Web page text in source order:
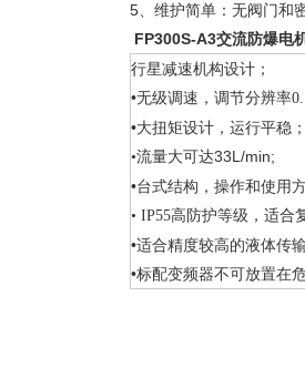
5、维护简单：无阀门和
FP300S-A3交流防爆电
行星减速机构设计；
•无级调速，调节分辨率
•大扭矩设计，运行平稳
•流量大可达33L/min;
•台式结构，操作和使用
• IP55高防护等级，适合
•适合精度较高的液体传
•标配变频器不可放置在